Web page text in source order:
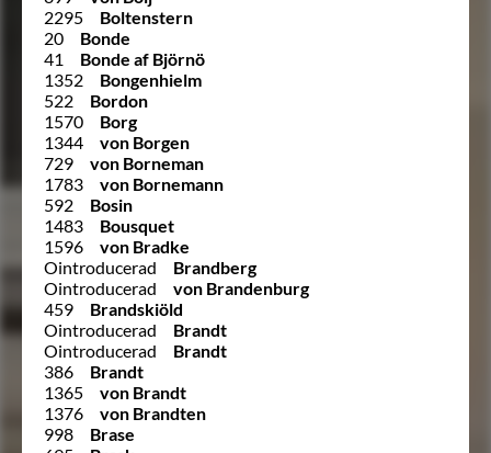
2295
Boltenstern
20
Bonde
41
Bonde af Björnö
1352
Bongenhielm
522
Bordon
1570
Borg
1344
von Borgen
729
von Borneman
1783
von Bornemann
592
Bosin
1483
Bousquet
1596
von Bradke
Ointroducerad
Brandberg
Ointroducerad
von Brandenburg
459
Brandskiöld
Ointroducerad
Brandt
Ointroducerad
Brandt
386
Brandt
1365
von Brandt
1376
von Brandten
998
Brase